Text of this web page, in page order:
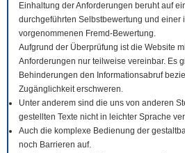
Einhaltung der Anforderungen beruht auf
durchgeführten Selbstbewertung und einer
vorgenommenen Fremd-Bewertung.
Aufgrund der Überprüfung ist die Website
Anforderungen nur teilweise vereinbar. Es
Behinderungen den Informationsabruf
Zugänglichkeit erschweren.
Unter anderem sind die uns von anderen
gestellten Texte nicht in leichter Sprache
Auch die komplexe Bedienung der
noch Barrieren auf.